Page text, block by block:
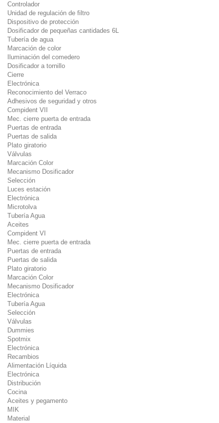
Controlador
Unidad de regulación de filtro
Dispositivo de protección
Dosificador de pequeñas cantidades 6L
Tubería de agua
Marcación de color
Iluminación del comedero
Dosificador a tornillo
Cierre
Electrónica
Reconocimiento del Verraco
Adhesivos de seguridad y otros
Compident VII
Mec. cierre puerta de entrada
Puertas de entrada
Puertas de salida
Plato giratorio
Válvulas
Marcación Color
Mecanismo Dosificador
Selección
Luces estación
Electrónica
Microtolva
Tubería Agua
Aceites
Compident VI
Mec. cierre puerta de entrada
Puertas de entrada
Puertas de salida
Plato giratorio
Marcación Color
Mecanismo Dosificador
Electrónica
Tubería Agua
Selección
Válvulas
Dummies
Spotmix
Electrónica
Recambios
Alimentación Líquida
Electrónica
Distribución
Cocina
Aceites y pegamento
MIK
Material